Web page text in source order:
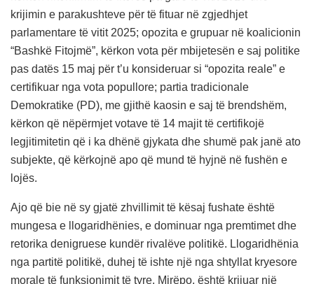
krijimin e parakushteve për të fituar në zgjedhjet
parlamentare të vitit 2025; opozita e grupuar në koalicionin
“Bashkë Fitojmë”, kërkon vota për mbijetesën e saj politike
pas datës 15 maj për t’u konsideruar si “opozita reale” e
certifikuar nga vota popullore; partia tradicionale
Demokratike (PD), me gjithë kaosin e saj të brendshëm,
kërkon që nëpërmjet votave të 14 majit të certifikojë
legjitimitetin që i ka dhënë gjykata dhe shumë pak janë ato
subjekte, që kërkojnë apo që mund të hyjnë në fushën e
lojës.
Ajo që bie në sy gjatë zhvillimit të kësaj fushate është
mungesa e llogaridhënies, e dominuar nga premtimet dhe
retorika denigruese kundër rivalëve politikë. Llogaridhënia
nga partitë politikë, duhej të ishte një nga shtyllat kryesore
morale të funksionimit të tyre. Mirëpo, është krijuar një